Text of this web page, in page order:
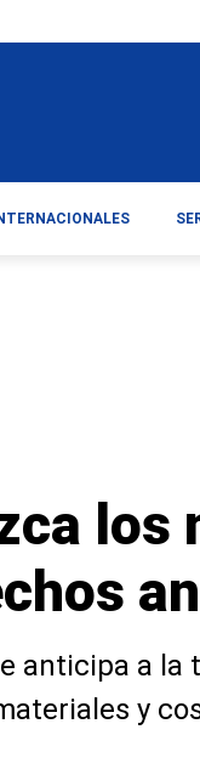
los
anticipa a la
y